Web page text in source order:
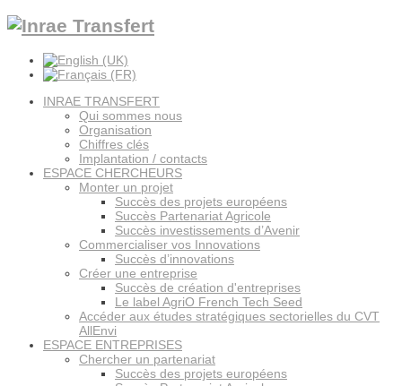
INRAE TRANSFERT
Qui sommes nous
Organisation
Chiffres clés
Implantation / contacts
ESPACE CHERCHEURS
Monter un projet
Succès des projets européens
Succès Partenariat Agricole
Succès investissements d’Avenir
Commercialiser vos Innovations
Succès d’innovations
Créer une entreprise
Succès de création d'entreprises
Le label AgriO French Tech Seed
Accéder aux études stratégiques sectorielles du CVT
AllEnvi
ESPACE ENTREPRISES
Chercher un partenariat
Succès des projets européens